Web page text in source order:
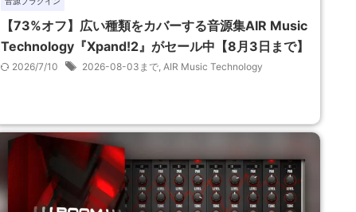
【73%オフ】広い種類をカバーする音源集AIR Music
Technology『Xpand!2』がセール中【8月3日まで】
2026/7/10 2026-08-03まで, AIR Music Technology